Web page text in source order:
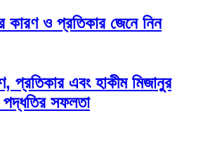
কারণ ও প্রতিকার জেনে নিন
প্রতিকার এবং হাকীম মিজানুর
পদ্ধতির সফলতা